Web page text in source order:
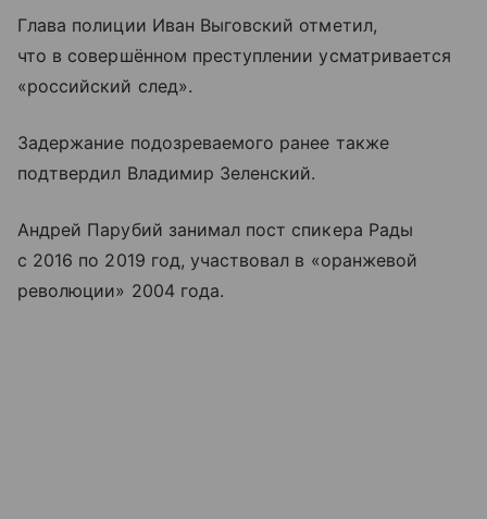
Глава полиции Иван Выговский отметил,
что в совершённом преступлении усматривается
«российский след».
Задержание подозреваемого ранее также
подтвердил Владимир Зеленский.
Андрей Парубий занимал пост спикера Рады
с 2016 по 2019 год, участвовал в «оранжевой
революции» 2004 года.